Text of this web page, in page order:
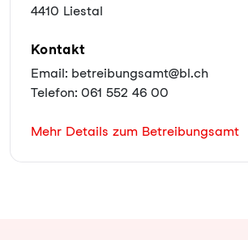
4410 Liestal
Kontakt
Email: betreibungsamt@bl.ch
Telefon: 061 552 46 00
Mehr Details zum Betreibungsamt